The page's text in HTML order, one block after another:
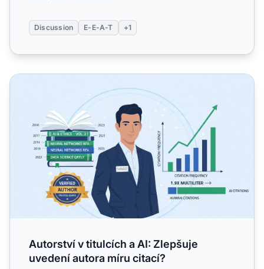
Discussion E-E-A-T +1
Autorství v titulcích a AI: Zlepšuje uvedení autora míru
Autorství v titulcích a AI: Zlepšuje
uvedení autora míru citací?